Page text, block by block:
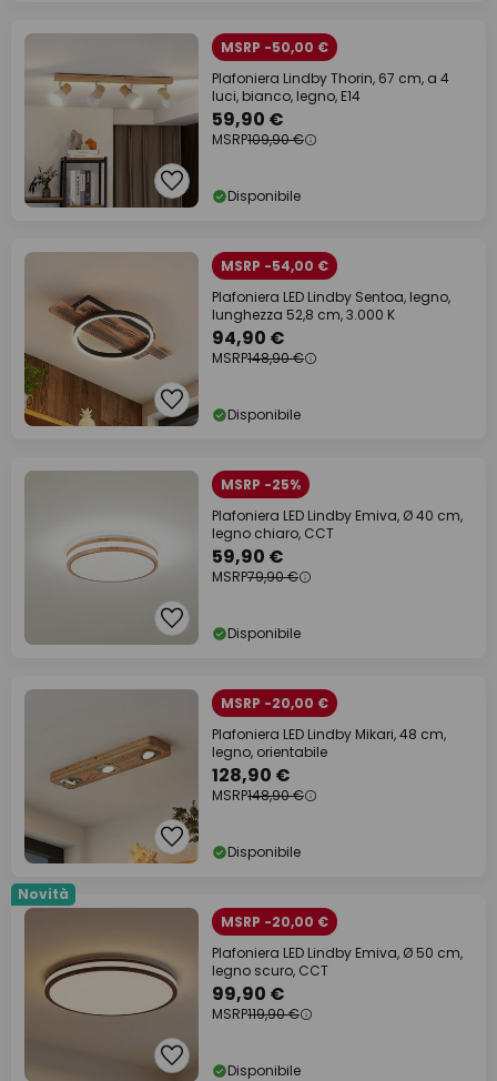
MSRP -50,00 €
Plafoniera Lindby Thorin, 67 cm, a 4
luci, bianco, legno, E14
59,90 €
MSRP109,90 €
Disponibile
MSRP -54,00 €
Plafoniera LED Lindby Sentoa, legno,
lunghezza 52,8 cm, 3.000 K
94,90 €
MSRP148,90 €
Disponibile
MSRP -25%
Plafoniera LED Lindby Emiva, Ø 40 cm,
legno chiaro, CCT
59,90 €
MSRP79,90 €
Disponibile
MSRP -20,00 €
Plafoniera LED Lindby Mikari, 48 cm,
legno, orientabile
128,90 €
MSRP148,90 €
Disponibile
Novità
MSRP -20,00 €
Plafoniera LED Lindby Emiva, Ø 50 cm,
legno scuro, CCT
99,90 €
MSRP119,90 €
Disponibile